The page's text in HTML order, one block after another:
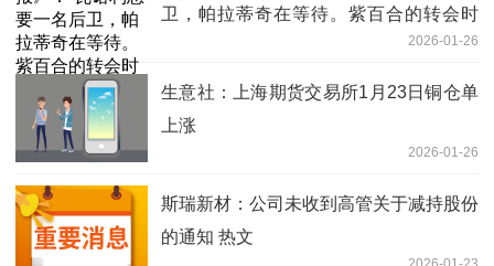
卫，帕拉蒂奇在等待。紫百合的转会时
2026-01-26
生意社：上海期货交易所1月23日铜仓单
上涨
2026-01-26
斯瑞新材：公司未收到高管关于减持股份
的通知 热文